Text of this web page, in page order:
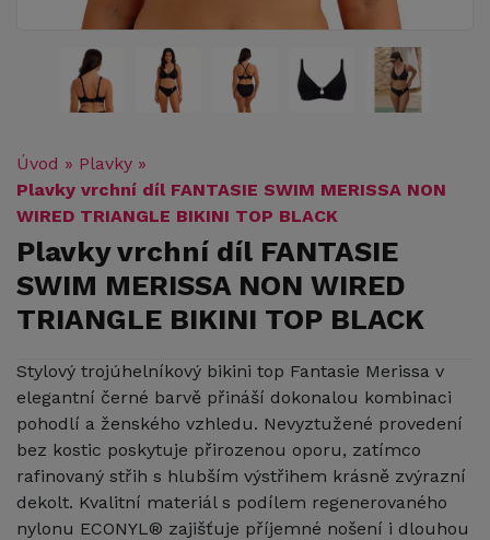
Úvod » Plavky »
Plavky vrchní díl FANTASIE SWIM MERISSA NON
WIRED TRIANGLE BIKINI TOP BLACK
Plavky vrchní díl FANTASIE
SWIM MERISSA NON WIRED
TRIANGLE BIKINI TOP BLACK
Stylový trojúhelníkový bikini top Fantasie Merissa v
elegantní černé barvě přináší dokonalou kombinaci
pohodlí a ženského vzhledu. Nevyztužené provedení
bez kostic poskytuje přirozenou oporu, zatímco
rafinovaný střih s hlubším výstřihem krásně zvýrazní
dekolt. Kvalitní materiál s podílem regenerovaného
nylonu ECONYL® zajišťuje příjemné nošení i dlouhou